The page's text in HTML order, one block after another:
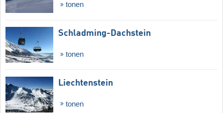
tonen
Schladming-Dachstein
tonen
Liechtenstein
tonen